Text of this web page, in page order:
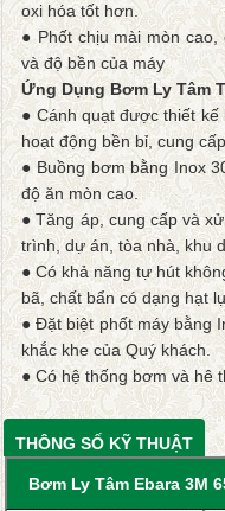
oxi hóa tốt hơn.
● Phốt chịu mài mòn
và độ bền của máy
Ứng Dụng Bơm Ly Tâm
● Cánh quạt được thiết
hoạt động bền bỉ, cung
● Buồng bơm bằng Inox
độ ăn mòn cao.
● Tăng áp, cung cấp và
trình, dự án, tòa nhà, khu
● Có khả năng tự hút
bã, chất bẩn có dạng hạt
● Đặt biệt phốt máy bằng
khắc khe của Quý khách.
● Có hệ thống bơm và hê
THÔNG SỐ KỸ THUẬT
Bơm Ly Tâm Ebara 3M